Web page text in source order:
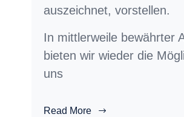
auszeichnet, vorstellen.
In mittlerweile bewährter
bieten wir wieder die
uns
Read More